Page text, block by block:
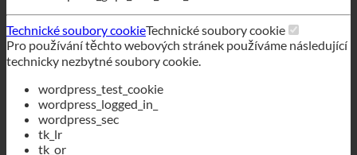
Technické soubory cookieTechnické soubory cookie
Pro používání těchto webových stránek používáme následující
technicky nezbytné soubory cookie.
wordpress_logged_in_
wordpress_sec
tk_lr
tk_or
tk_r3d